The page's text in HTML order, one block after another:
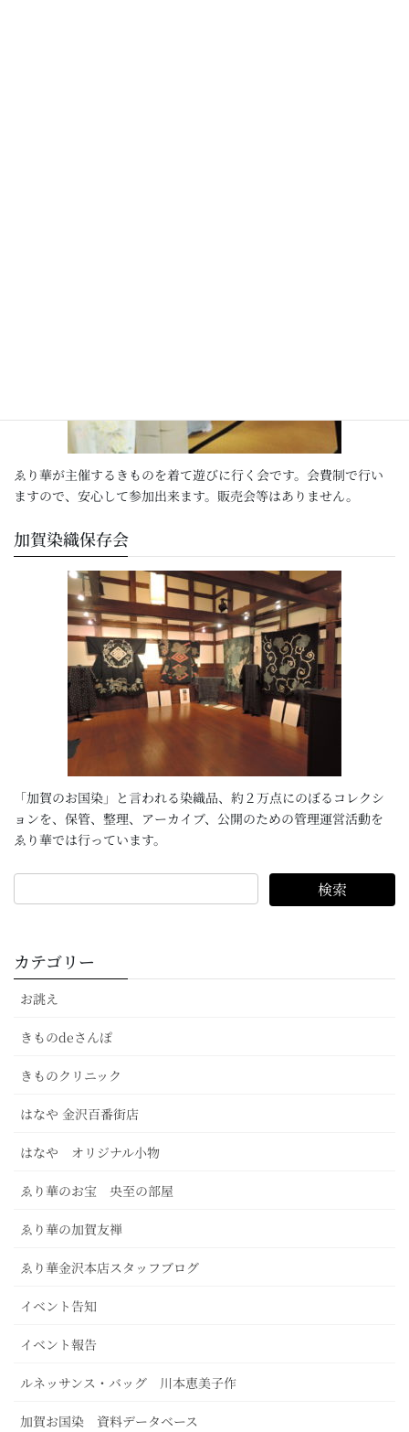
ゑり華が主催するきものを着て遊びに行く会です。会費制で行い
ますので、安心して参加出来ます。販売会等はありません。
加賀染織保存会
「加賀のお国染」と言われる染織品、約２万点にのぼるコレクシ
ョンを、保管、整理、アーカイブ、公開のための管理運営活動を
ゑり華では行っています。
カテゴリー
お誂え
きものdeさんぽ
きものクリニック
はなや 金沢百番街店
はなや オリジナル小物
ゑり華のお宝 央至の部屋
ゑり華の加賀友禅
ゑり華金沢本店スタッフブログ
イベント告知
イベント報告
ルネッサンス・バッグ 川本恵美子作
加賀お国染 資料データベース